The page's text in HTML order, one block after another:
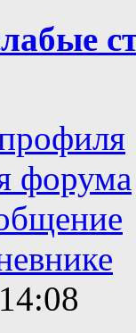
форума